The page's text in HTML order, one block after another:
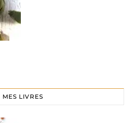
MES LIVRES